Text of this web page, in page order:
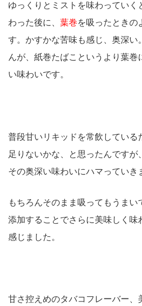
ゆっくりとミストを味わっていく
わった後に、 葉巻を吸ったときの
す。かすかな苦味も感じ、奥深い
んが、紙巻たばこというより葉巻
い味わいです。
普段甘いリキッドを常飲している
足りないかな、と思ったんですが
その奥深い味わいにハマっていき
もちろんそのまま吸ってもうまい
添加することでさらに美味しく味
感じました。
甘さ控えめのタバコフレーバー、